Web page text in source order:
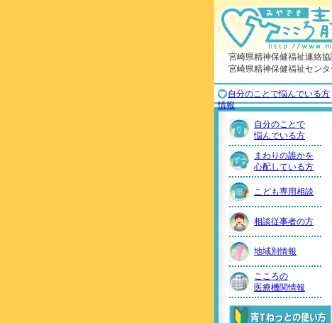
宮崎県精神保健福祉連絡
宮崎県精神保健福祉センタ
自分のことで悩んでいる方
情報
自分のことで
悩んでいる方
まわりの誰かを
心配している方
こども専用相談
相談従事者の方
地域別情報
こころの
医療機関情報